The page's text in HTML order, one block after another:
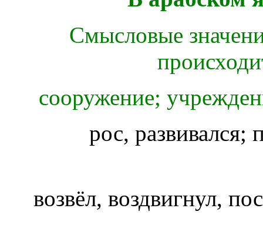
Смысловые
сооружение;
рос, развивался;
возвёл, воздвигнул,